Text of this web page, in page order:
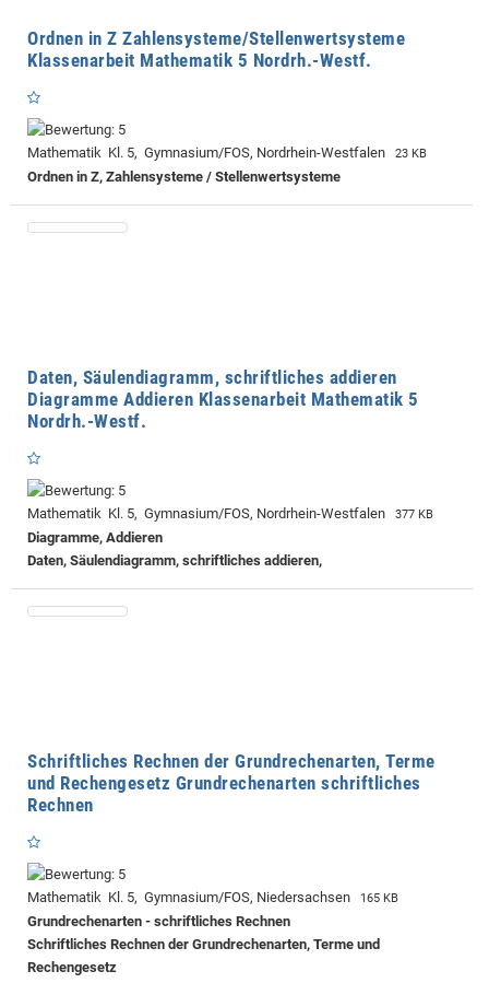
Ordnen in Z Zahlensysteme/Stellenwertsysteme
Klassenarbeit Mathematik 5 Nordrh.-Westf.
Mathematik Kl. 5, Gymnasium/FOS, Nordrhein-Westfalen 23 KB
Ordnen in Z, Zahlensysteme / Stellenwertsysteme
Daten, Säulendiagramm, schriftliches addieren
Diagramme Addieren Klassenarbeit Mathematik 5
Nordrh.-Westf.
Mathematik Kl. 5, Gymnasium/FOS, Nordrhein-Westfalen 377 KB
Diagramme, Addieren
Daten, Säulendiagramm, schriftliches addieren,
Schriftliches Rechnen der Grundrechenarten, Terme
und Rechengesetz Grundrechenarten schriftliches
Rechnen
Mathematik Kl. 5, Gymnasium/FOS, Niedersachsen 165 KB
Grundrechenarten - schriftliches Rechnen
Schriftliches Rechnen der Grundrechenarten, Terme und
Rechengesetz